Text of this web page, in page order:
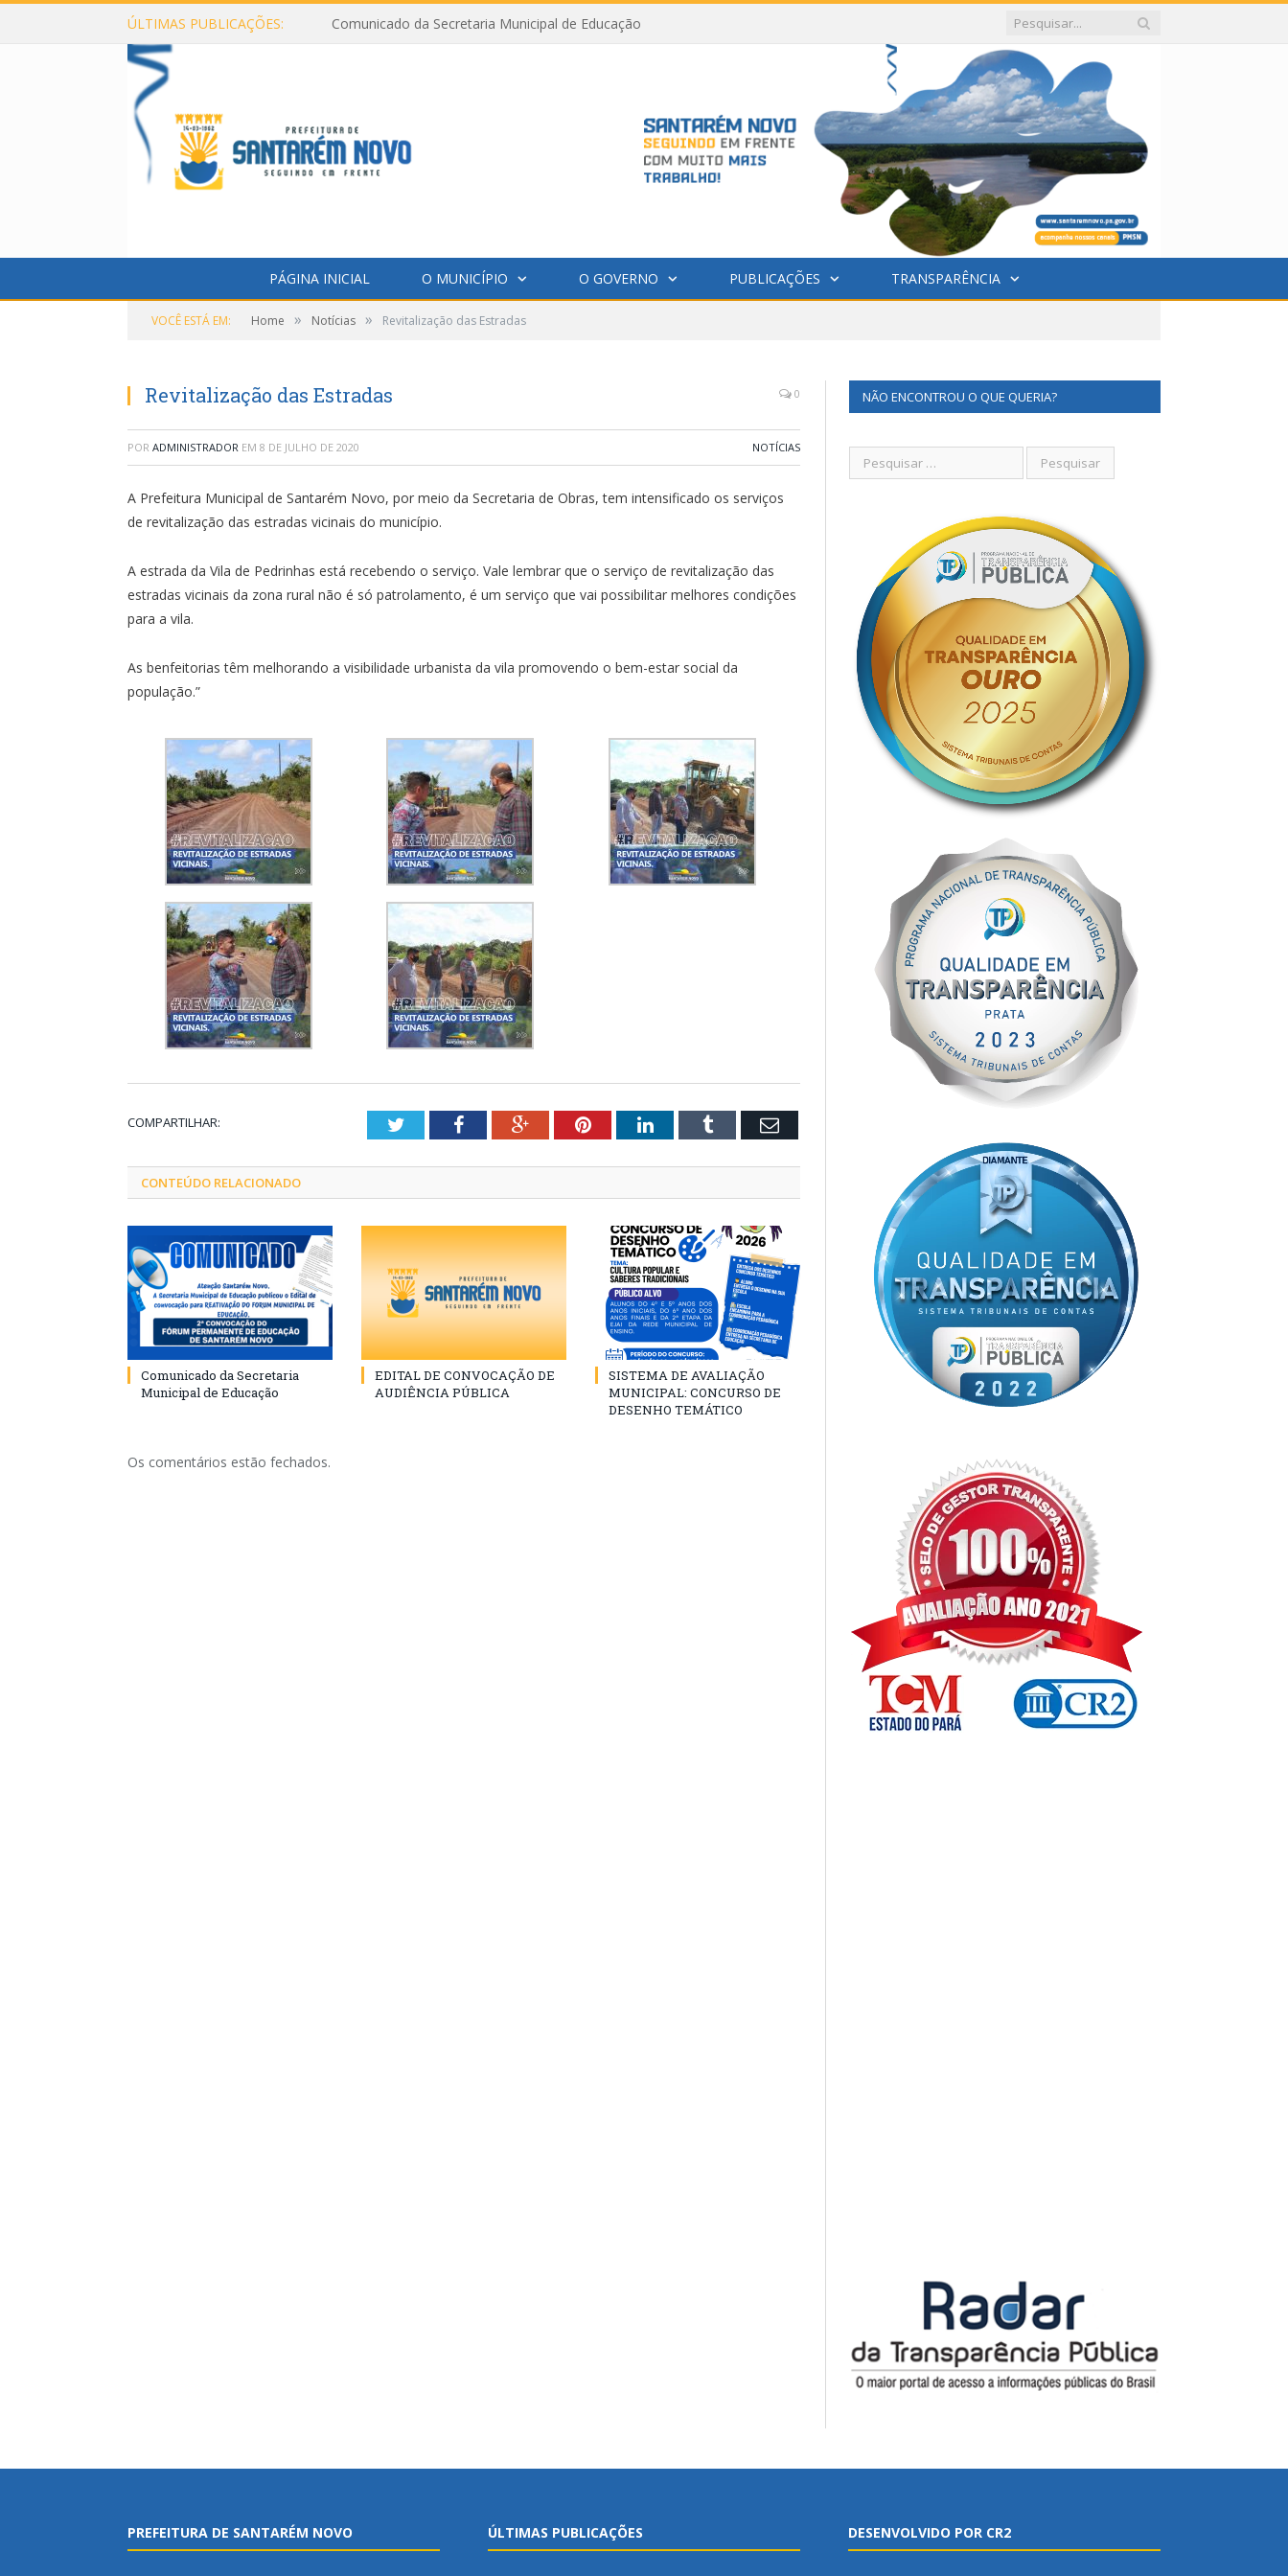
ÚLTIMAS PUBLICAÇÕES: Comunicado da Secretaria Municipal de Educação
PÁGINA INICIAL O MUNICÍPIO O GOVERNO PUBLICAÇÕES TRANSPARÊNCIA
VOCÊ ESTÁ EM: Home » Notícias » Revitalização das Estradas
Revitalização das Estradas 0
POR ADMINISTRADOR EM 8 DE JULHO DE 2020 NOTÍCIAS
A Prefeitura Municipal de Santarém Novo, por meio da Secretaria de Obras, tem intensificado os serviços
de revitalização das estradas vicinais do município.
A estrada da Vila de Pedrinhas está recebendo o serviço. Vale lembrar que o serviço de revitalização das
estradas vicinais da zona rural não é só patrolamento, é um serviço que vai possibilitar melhores condições
para a vila.
As benfeitorias têm melhorando a visibilidade urbanista da vila promovendo o bem-estar social da
população.”
COMPARTILHAR: TwitterFacebookGoogle+PinterestLinkedInTumblr Email
CONTEÚDO RELACIONADO
Comunicado da Secretaria
Municipal de Educação
EDITAL DE CONVOCAÇÃO DE
AUDIÊNCIA PÚBLICA
SISTEMA DE AVALIAÇÃO
MUNICIPAL: CONCURSO DE
DESENHO TEMÁTICO
Os comentários estão fechados.
NÃO ENCONTROU O QUE QUERIA?
PREFEITURA DE SANTARÉM NOVO ÚLTIMAS PUBLICAÇÕES DESENVOLVIDO POR CR2